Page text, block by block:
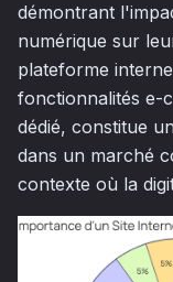
démontrant
numérique sur
plateforme
fonctionnalités e-
dédié, constitue
dans un marché
contexte où la